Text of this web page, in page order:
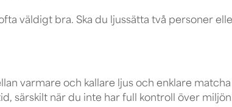
väldigt bra. Ska du ljussätta två personer
varmare och kallare ljus och enklare matcha
särskilt när du inte har full kontroll över